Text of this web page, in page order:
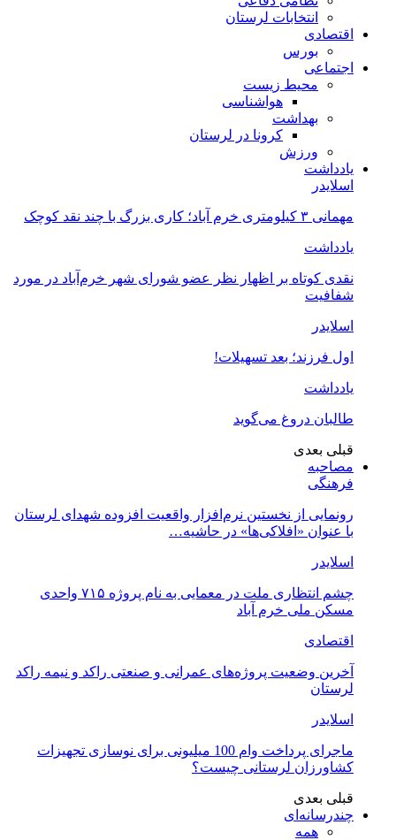
انتخابات لرستان
اقتصادی
بورس
اجتماعی
محیط زیست
هواشناسی
بهداشت
کرونا در لرستان
ورزش
یادداشت
اسلایدر
مهمانی ۳ کیلومتری خرم آباد؛ کاری بزرگ با چند نقد کوچک
یادداشت
نقدی کوتاه بر اظهار نظر عضو شورای شهر خرم‌آباد در مورد
شفافیت
اسلایدر
اول فرزند؛ بعد تسهیلات!
یادداشت
طالبان دروغ می‌گوید
قبلی بعدی
مصاحبه
فرهنگی
رونمایی از نخستین نرم‌افزار واقعیت افزوده شهدای لرستان
با عنوان «افلاکی‌ها» در حاشیه…
اسلایدر
چشم انتظاری ملت در معمایی به نام پروژه ۷۱۵ واحدی
مسکن ملی خرم آباد
اقتصادی
آخرین وضعیت پروژه‌های عمرانی و صنعتی راکد و نیمه راکد
لرستان
اسلایدر
ماجرای پرداخت وام 100 میلیونی برای نوسازی تجهیزات
کشاورزان لرستانی چیست؟
قبلی بعدی
چندرسانه‌ای
همه